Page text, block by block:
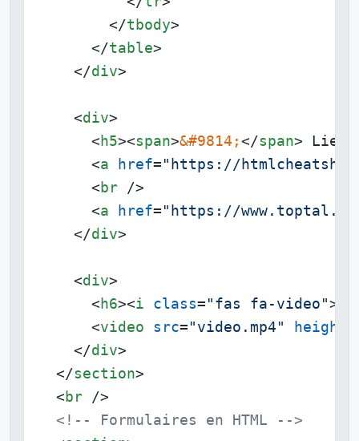
</tbody>
</table>
</div>
<div>
< h5><span>&#9814; </span>
<a href= "https://
< br />
<a href= "https://
</div>
<div>
< h6><i class= "fas fa-video">
<video src= "video.mp4" height
</div>
</section>
< br />
<!-- Formulaires en HTML -->